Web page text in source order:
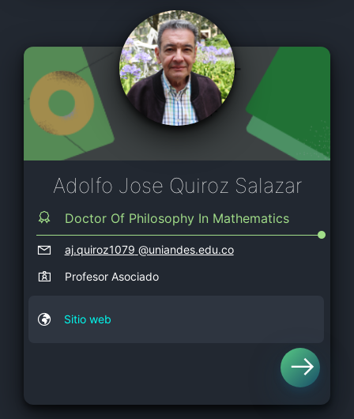
Adolfo Jose Quiroz Salazar
Doctor Of Philosophy In Mathematics
aj.quiroz1079 @uniandes.edu.co
Profesor Asociado
Sitio web